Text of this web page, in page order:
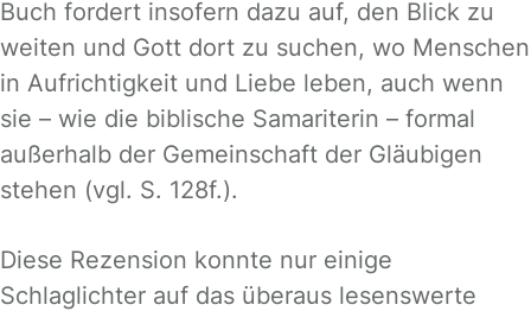
Buch fordert insofern dazu auf, den Blick zu
weiten und Gott dort zu suchen, wo Menschen
in Aufrichtigkeit und Liebe leben, auch wenn
sie – wie die biblische Samariterin – formal
außerhalb der Gemeinschaft der Gläubigen
stehen (vgl. S. 128f.).
Diese Rezension konnte nur einige
Schlaglichter auf das überaus lesenswerte